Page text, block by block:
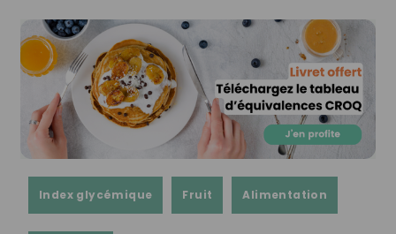
Index glycémique Fruit Alimentation